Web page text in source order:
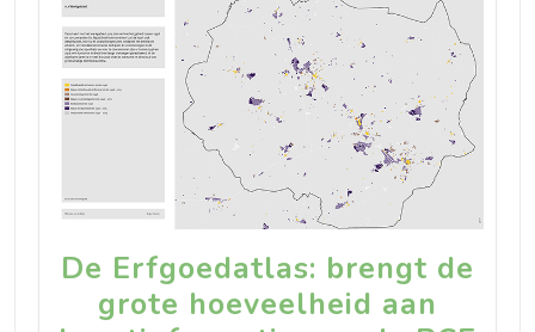
De Erfgoedatlas: brengt de
grote hoeveelheid aan